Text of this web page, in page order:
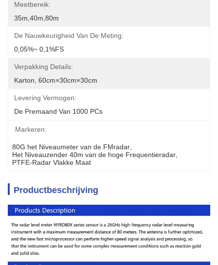
Meetbereik:
35m,40m,80m
De Nauwkeurigheid Van De Meting:
0,05%~ 0,1%FS
Verpakking Details:
Karton, 60cm×30cm×30cm
Levering Vermogen:
De Premaand Van 1000 PCs
Markeren:
80G het Niveaumeter van de FMradar
Het Niveauzender 40m van de hoge Frequentieradar
PTFE-Radar Vlakke Maat
Productbeschrijving